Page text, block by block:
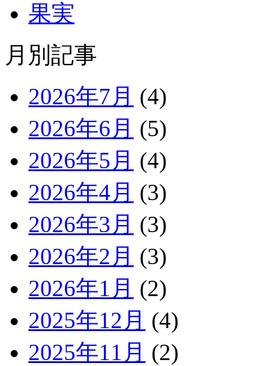
果実
月別記事
2026年7月 (4)
2026年6月 (5)
2026年5月 (4)
2026年4月 (3)
2026年3月 (3)
2026年2月 (3)
2026年1月 (2)
2025年12月 (4)
2025年11月 (2)